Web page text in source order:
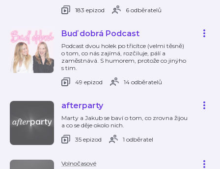
183 epizod
6 odběratelů
Buď dobrá Podcast
Podcast dvou holek po třicítce (velmi těsně)
o tom, co nás zajímá, rozčiluje, pálí a
zaměstnává. S humorem, protože co jinýho
s tim.
49 epizod
14 odběratelů
afterparty
Marty a Jakub se baví o tom, co zrovna žijou
a co se děje okolo nich.
35 epizod
1 odběratel
Volnočasové